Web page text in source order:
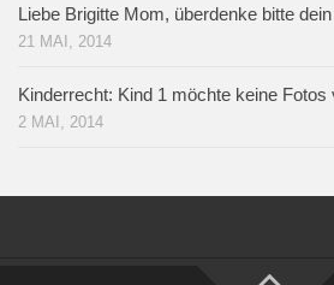
Liebe Brigitte Mom, überdenke bitte
21 MAI, 2014
Kinderrecht: Kind 1 möchte keine
2 MAI, 2014